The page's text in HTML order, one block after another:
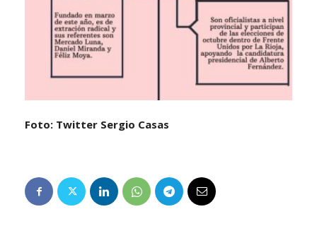
Foto: Twitter Sergio Casas